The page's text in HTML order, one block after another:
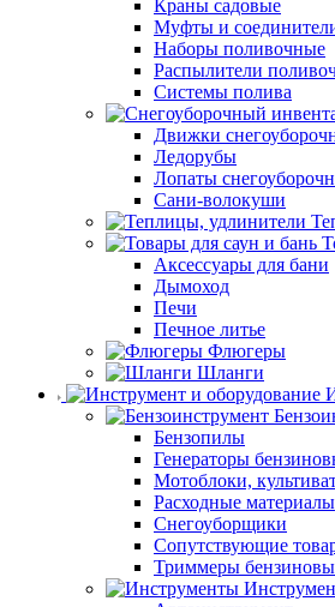
Краны садовые
Муфты и
Наборы поливочные
Распылители
Системы полива
Движки
Ледорубы
Лопаты
Сани-волокуши
Аксессуары для бани
Дымоход
Печи
Печное литье
Флюгеры
Шланги
Бензопилы
Генераторы
Мотоблоки,
Расходные материалы
Снегоуборщики
Сопутствующие
Триммеры